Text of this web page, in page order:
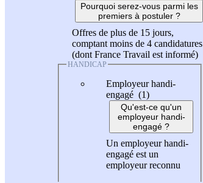
Pourquoi serez-vous parmi les
premiers à postuler ?
Offres de plus de 15 jours,
comptant moins de 4 candidatures
(dont France Travail est informé)
HANDICAP
Employeur handi-
engagé (1)
Qu'est-ce qu'un
employeur handi-
engagé ?
Un employeur handi-
engagé est un
employeur reconnu